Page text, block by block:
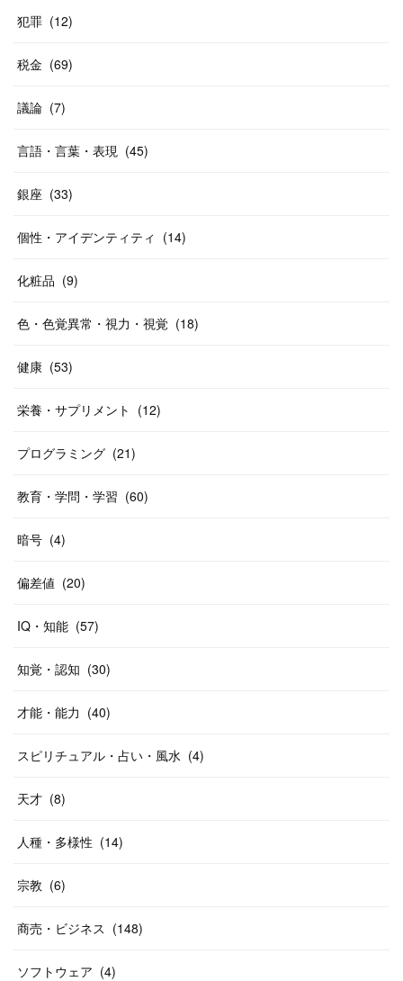
犯罪 (12)
税金 (69)
議論 (7)
言語・言葉・表現 (45)
銀座 (33)
個性・アイデンティティ (14)
化粧品 (9)
色・色覚異常・視力・視覚 (18)
健康 (53)
栄養・サプリメント (12)
プログラミング (21)
教育・学問・学習 (60)
暗号 (4)
偏差値 (20)
IQ・知能 (57)
知覚・認知 (30)
才能・能力 (40)
スピリチュアル・占い・風水 (4)
天才 (8)
人種・多様性 (14)
宗教 (6)
商売・ビジネス (148)
ソフトウェア (4)